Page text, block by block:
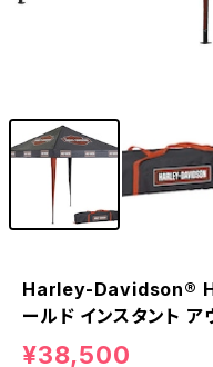
Harley-Davidson®
ールド インスタント ア
¥38,500